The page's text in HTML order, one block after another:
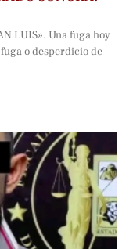
LUIS». Una fuga hoy
o desperdicio de